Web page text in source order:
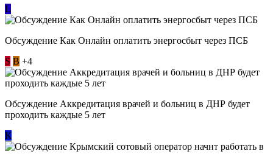
L
Обсуждение ​Как Онлайн оплатить энергосбыт через ПСБ
S В +4
Обсуждение Аккредитация врачей и больниц в ДНР будет
проходить каждые 5 лет
К